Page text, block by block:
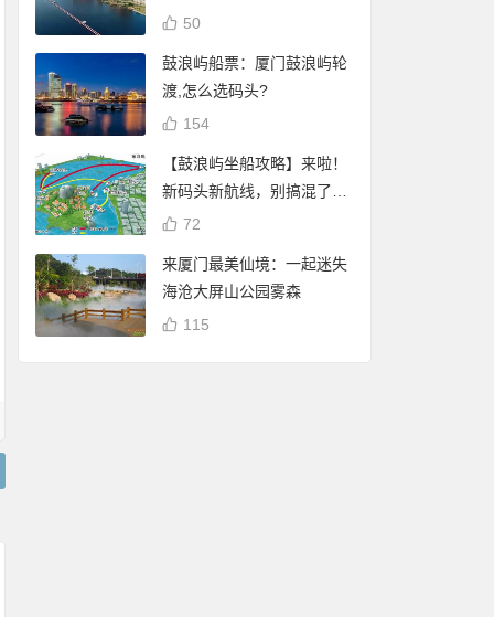
50
鼓浪屿船票：厦门鼓浪屿轮
渡,怎么选码头?
154
【鼓浪屿坐船攻略】来啦！
新码头新航线，别搞混了
哦！72
来厦门最美仙境：一起迷失
海沧大屏山公园雾森
115